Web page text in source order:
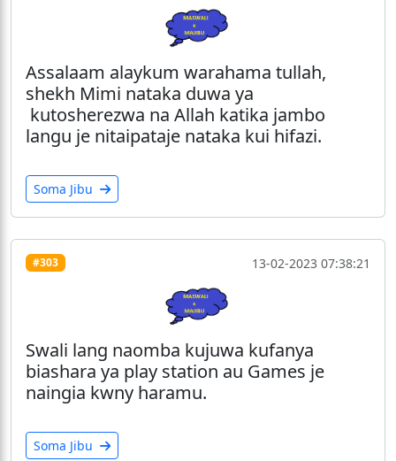
Assalaam alaykum warahama tullah,
shekh Mimi nataka duwa ya
kutosherezwa na Allah katika jambo
langu je nitaipataje nataka kui hifazi.
Soma Jibu
#303 13-02-2023 07:38:21
Swali lang naomba kujuwa kufanya
biashara ya play station au Games je
naingia kwny haramu.
Soma Jibu